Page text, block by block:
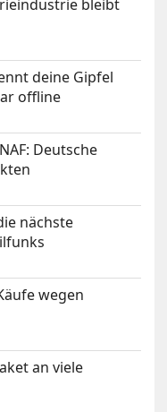
bleibt
deine Gipfel
offline
Deutsche
nächste
wegen
an viele